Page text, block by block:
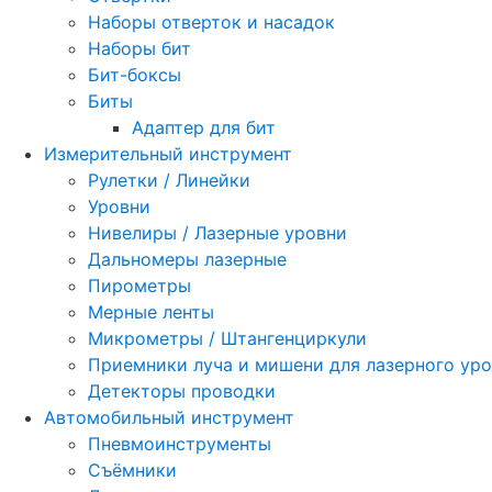
Наборы отверток и насадок
Наборы бит
Бит-боксы
Биты
Адаптер для бит
Измерительный инструмент
Рулетки / Линейки
Уровни
Нивелиры / Лазерные уровни
Дальномеры лазерные
Пирометры
Мерные ленты
Микрометры / Штангенциркули
Приемники луча и мишени для лазерного
Детекторы проводки
Автомобильный инструмент
Пневмоинструменты
Съёмники